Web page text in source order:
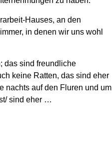
Hauses, an den
in denen wir uns wohl
das sind freundliche
keine Ratten, das sind eher
nachts auf den Fluren und um
sind eher …